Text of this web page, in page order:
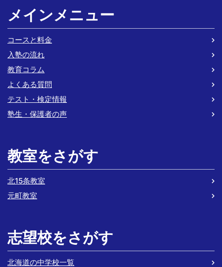
メインメニュー
コースと料金
入塾の流れ
教育コラム
よくある質問
テスト・検定情報
塾生・保護者の声
教室をさがす
北15条教室
元町教室
志望校をさがす
北海道の中学校一覧